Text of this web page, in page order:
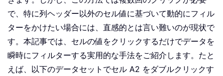
で、特に列ヘッダー以外のセル値に基づいて動的にフィル
ターをかけたい場合には、直感的とは言い難いのが現状で
す。本記事では、セルの値をクリックするだけでデータを
瞬時にフィルターする実用的な手法をご紹介します。たと
えば、以下のデータセットでセル A2 をダブルクリックす